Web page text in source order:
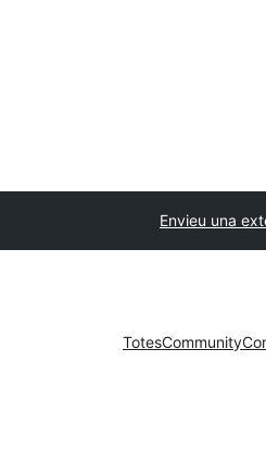
Envieu una
TotesCommunity